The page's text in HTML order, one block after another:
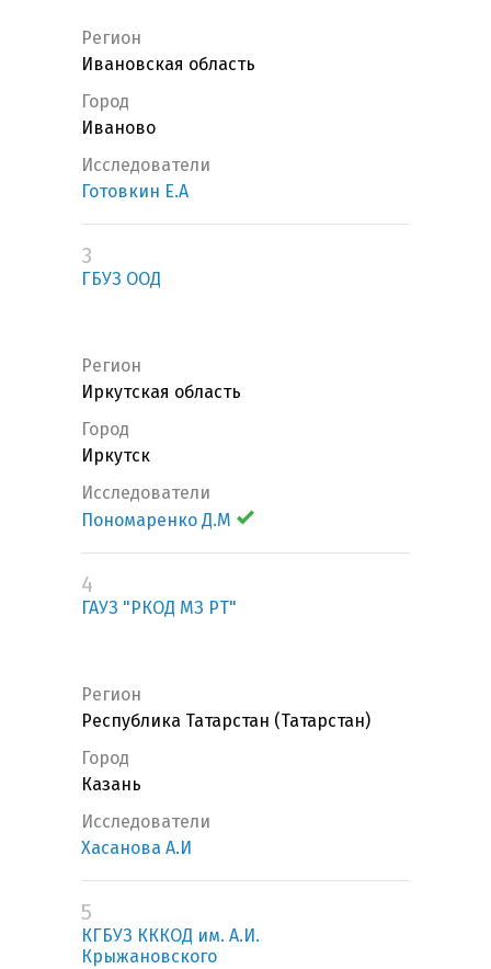
Регион
Ивановская область
Город
Иваново
Исследователи
Готовкин Е.А
3
ГБУЗ ООД
Регион
Иркутская область
Город
Иркутск
Исследователи
Пономаренко Д.М
4
ГАУЗ "РКОД МЗ РТ"
Регион
Республика Татарстан (Татарстан)
Город
Казань
Исследователи
Хасанова А.И
5
КГБУЗ КККОД им. А.И.
Крыжановского